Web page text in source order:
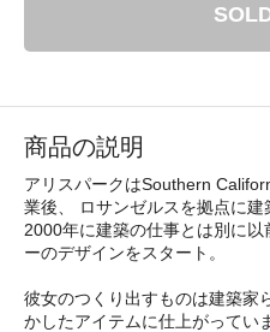
商品の説明
アリスパークはSouthern
業後、 ロサンゼルスを拠点に建
2000年に建築の仕事とは別に
ーのデザインをスタート。
彼女のつくり出すものは建築家
かしたアイテムに仕上がってい